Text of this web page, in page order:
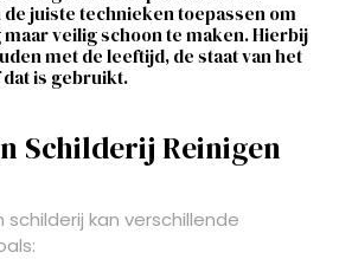
juiste technieken toepassen om
veilig schoon te maken. Hierbij
met de leeftijd, de staat van het
is gebruikt.
Schilderij Reinigen
kan verschillende